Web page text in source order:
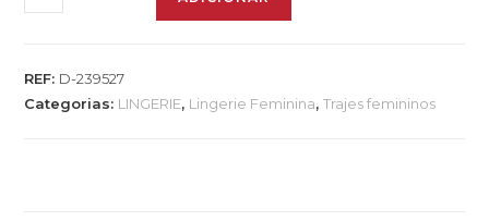
REF: D-239527
Categorias: LINGERIE, Lingerie Feminina,Trajes femininos